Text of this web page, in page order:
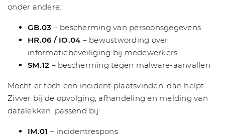
onder andere:
GB.03 – bescherming van persoonsgegevens
HR.06 / IO.04 – bewustwording over
informatiebeveiliging bij medewerkers
SM.12 – bescherming tegen malware-aanvallen
Mocht er toch een incident plaatsvinden, dan helpt
Zivver bij de opvolging, afhandeling en melding van
datalekken, passend bij:
IM.01 – incidentrespons